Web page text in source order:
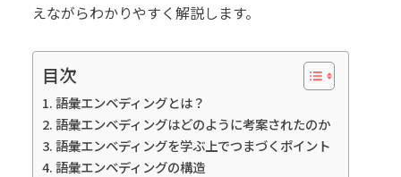
えながらわかりやすく解説します。
目次
語彙エンベディングとは？
語彙エンベディングはどのように考案されたのか
語彙エンベディングを学ぶ上でつまづくポイント
語彙エンベディングの構造